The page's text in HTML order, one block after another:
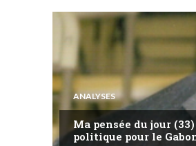
ANALYSES
Ma pensée du jour
politique pour le